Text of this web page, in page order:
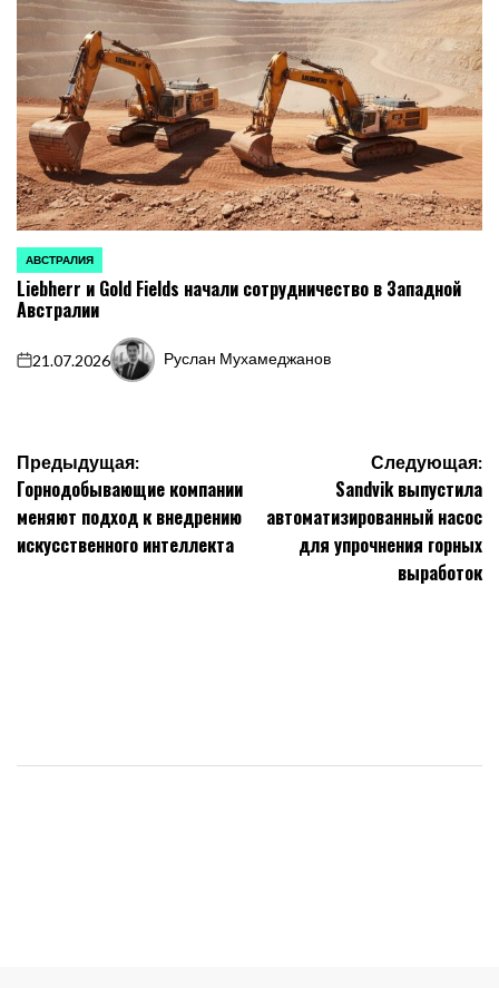
ОПУБЛИКОВАНО
В
АВСТРАЛИЯ
Liebherr и Gold Fields начали сотрудничество в Западной
Австралии
on
21.07.2026
Запись
Руслан Мухамеджанов
Навигация
по
записям
Предыдущая:
Горнодобывающие компании
меняют подход к внедрению
искусственного интеллекта
Следующая:
Sandvik выпустила
автоматизированный насос
для упрочнения горных
выработок